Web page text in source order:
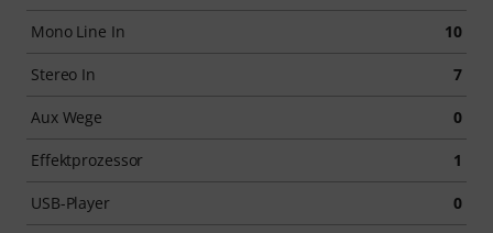
Mono Line In 10
Stereo In 7
Aux Wege 0
Effektprozessor 1
USB-Player 0